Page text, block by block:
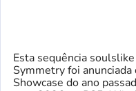
Esta sequência
Symmetry foi
Showcase do ano